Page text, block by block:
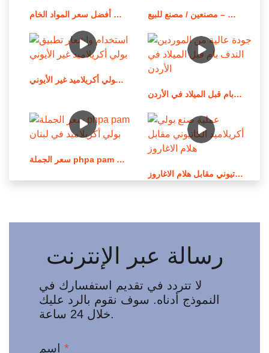
أفضل سعر المواد الخام apam/مسحوق بولي أكريلاميد أنيوني بوليمر بولي أكريلاميد قابل للذوبان في الزيت – مصنعين / مصنع للبيع
استخدام وإشعار تطبيق بولي أكريلاميد غير الأيوني
جودة عالية من الموردين الندف بام قبل الميلاد في الأردن
سعر الجملة phpa pam بولي أكريلاميد في لبنان
عملية صنع بولي أكريلاميد الكاتيوني مقابل هلام الاغاروز
رسالة عبر الإنترنت
لا تتردد في تقديم استفسارك في
النموذج أدناه. سوف نقوم بالرد عليك
خلال 24 ساعة.
*